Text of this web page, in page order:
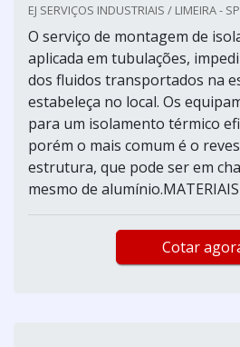
EJ SERVIÇOS INDUSTRIAIS / LIMEIRA - SP
O serviço de montagem de
aplicada em tubulações,
dos fluidos transportados na
estabeleça no local. Os
para um isolamento térmico
porém o mais comum é o
estrutura, que pode ser em
mesmo de alumínio.MATERIAIS
Cotar